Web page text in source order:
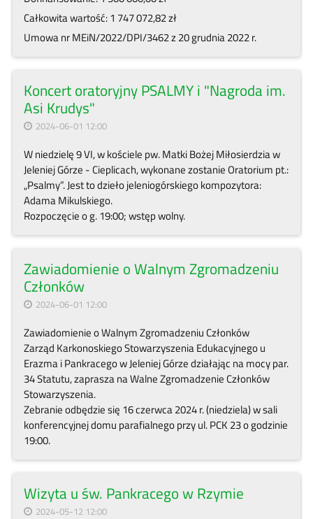
Całkowita wartość: 1 747 072,82 zł
Umowa nr MEiN/2022/DPI/3462 z 20 grudnia 2022 r.
Koncert oratoryjny PSALMY i "Nagroda im.
Asi Krudys"
2024-06-01 12:00
W niedzielę 9 VI, w kościele pw. Matki Bożej Miłosierdzia w
Jeleniej Górze - Cieplicach, wykonane zostanie Oratorium pt.:
„Psalmy”. Jest to dzieło jeleniogórskiego kompozytora:
Adama Mikulskiego.
Rozpoczęcie o g. 19:00; wstęp wolny.
Zawiadomienie o Walnym Zgromadzeniu
Członków
2024-06-01 12:00
Zawiadomienie o Walnym Zgromadzeniu Członków
Zarząd Karkonoskiego Stowarzyszenia Edukacyjnego u
Erazma i Pankracego w Jeleniej Górze działając na mocy par.
34 Statutu, zaprasza na Walne Zgromadzenie Członków
Stowarzyszenia.
Zebranie odbędzie się 16 czerwca 2024 r. (niedziela) w sali
konferencyjnej domu parafialnego przy ul. PCK 23 o godzinie
19:00.
Wizyta u św. Pankracego w Rzymie
2024-05-12 12:00